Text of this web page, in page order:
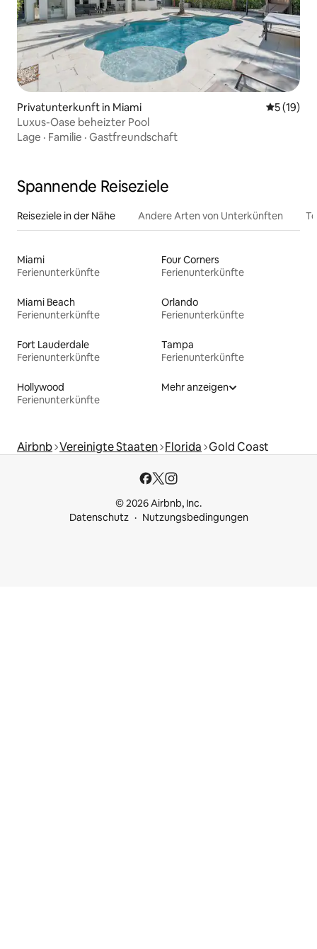
Privatunterkunft in Miami
5 (19)
Luxus-Oase beheizter Pool
Lage · Familie · Gastfreundschaft
Spannende Reiseziele
Reiseziele in der Nähe Andere Arten von Unterkünften
Miami
Ferienunterkünfte
Four Corners
Ferienunterkünfte
Miami Beach
Ferienunterkünfte
Orlando
Ferienunterkünfte
Fort Lauderdale
Ferienunterkünfte
Tampa
Ferienunterkünfte
Hollywood
Ferienunterkünfte
Mehr anzeigen
Airbnb Vereinigte Staaten Florida Gold Coast
© 2026 Airbnb, Inc.
Datenschutz
Nutzungsbedingungen